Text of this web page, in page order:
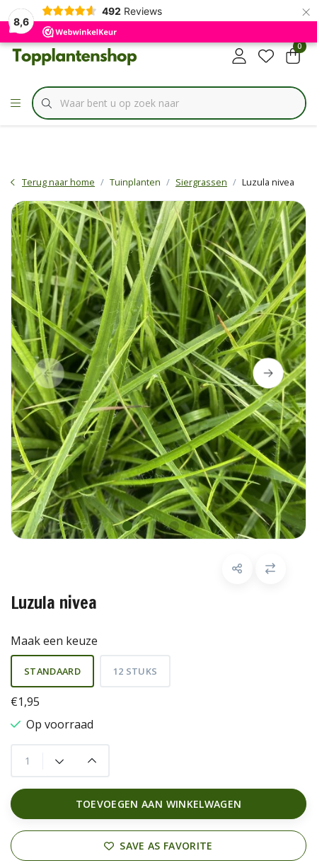
8,6
492 Reviews ×
✔Specialist inBorderbundels
0
Terug naar home Tuinplanten Siergrassen Luzula nivea
Luzula nivea
Maak een keuze
STANDAARD 12 STUKS
€1,95
Op voorraad
TOEVOEGEN AAN WINKELWAGEN
SAVE AS FAVORITE